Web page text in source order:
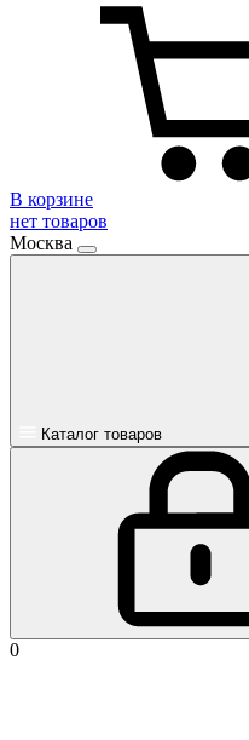
В корзине
нет товаров
Москва
Каталог товаров
0